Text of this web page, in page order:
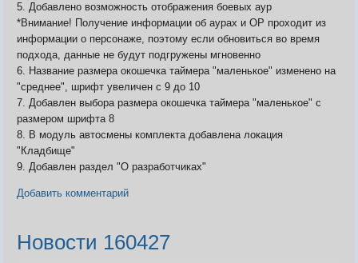
5. Добавлено возможность отображения боевых аур
*Внимание! Получение информации об аурах и ОР проходит из
информации о персонаже, поэтому если обновиться во время
подхода, данные не будут подгружены мгновенно
6. Название размера окошечка таймера "маленькое" изменено на
"среднее", шрифт увеличен с 9 до 10
7. Добавлен выбора размера окошечка таймера "маленькое" с
размером шрифта 8
8. В модуль автосмены комплекта добавлена локация
"Кладбище"
9. Добавлен раздел "О разработчиках"
Добавить комментарий
Новости 160427